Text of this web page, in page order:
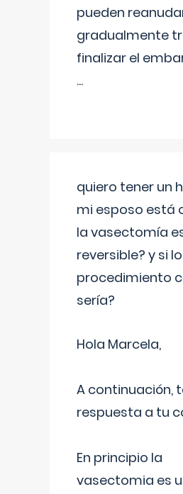
pueden
gradualmente
finalizar el
...
quiero tener un
mi esposo está
la vasectomía
reversible? y si
procedimiento
sería?
Hola Marcela,
A continuación,
respuesta a tu
En principio la
vasectomia es